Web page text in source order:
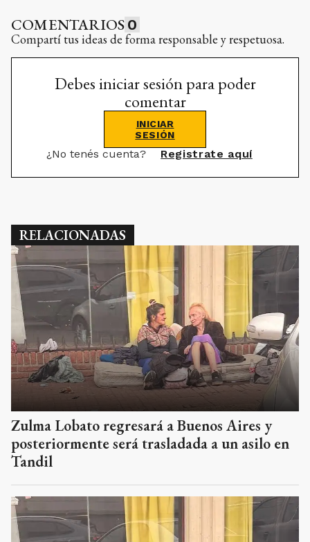
COMENTARIOS 0
Compartí tus ideas de forma responsable y respetuosa.
Debes iniciar sesión para poder
comentar
INICIAR
SESIÓN
¿No tenés cuenta? Registrate aquí
RELACIONADAS
Zulma Lobato regresará a Buenos Aires y
posteriormente será trasladada a un asilo en
Tandil